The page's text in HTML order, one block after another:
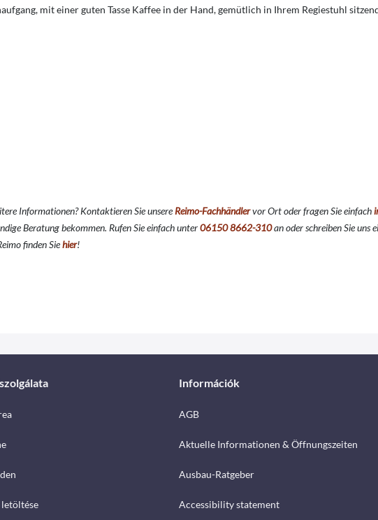
mit einer guten Tasse Kaffee in der Hand, gemütlich in Ihrem Regiestuhl
Informationen? Kontaktieren Sie unsereReimo-Fachhändlervor Ort oder fragen Sie einfach
Beratung bekommen. Rufen Sie einfach unter06150 8662-310an oder schreiben Sie uns
finden Siehier!
Információk
AGB
Aktuelle Informationen & Öffnungszeiten
Ausbau-Ratgeber
Accessibility statement